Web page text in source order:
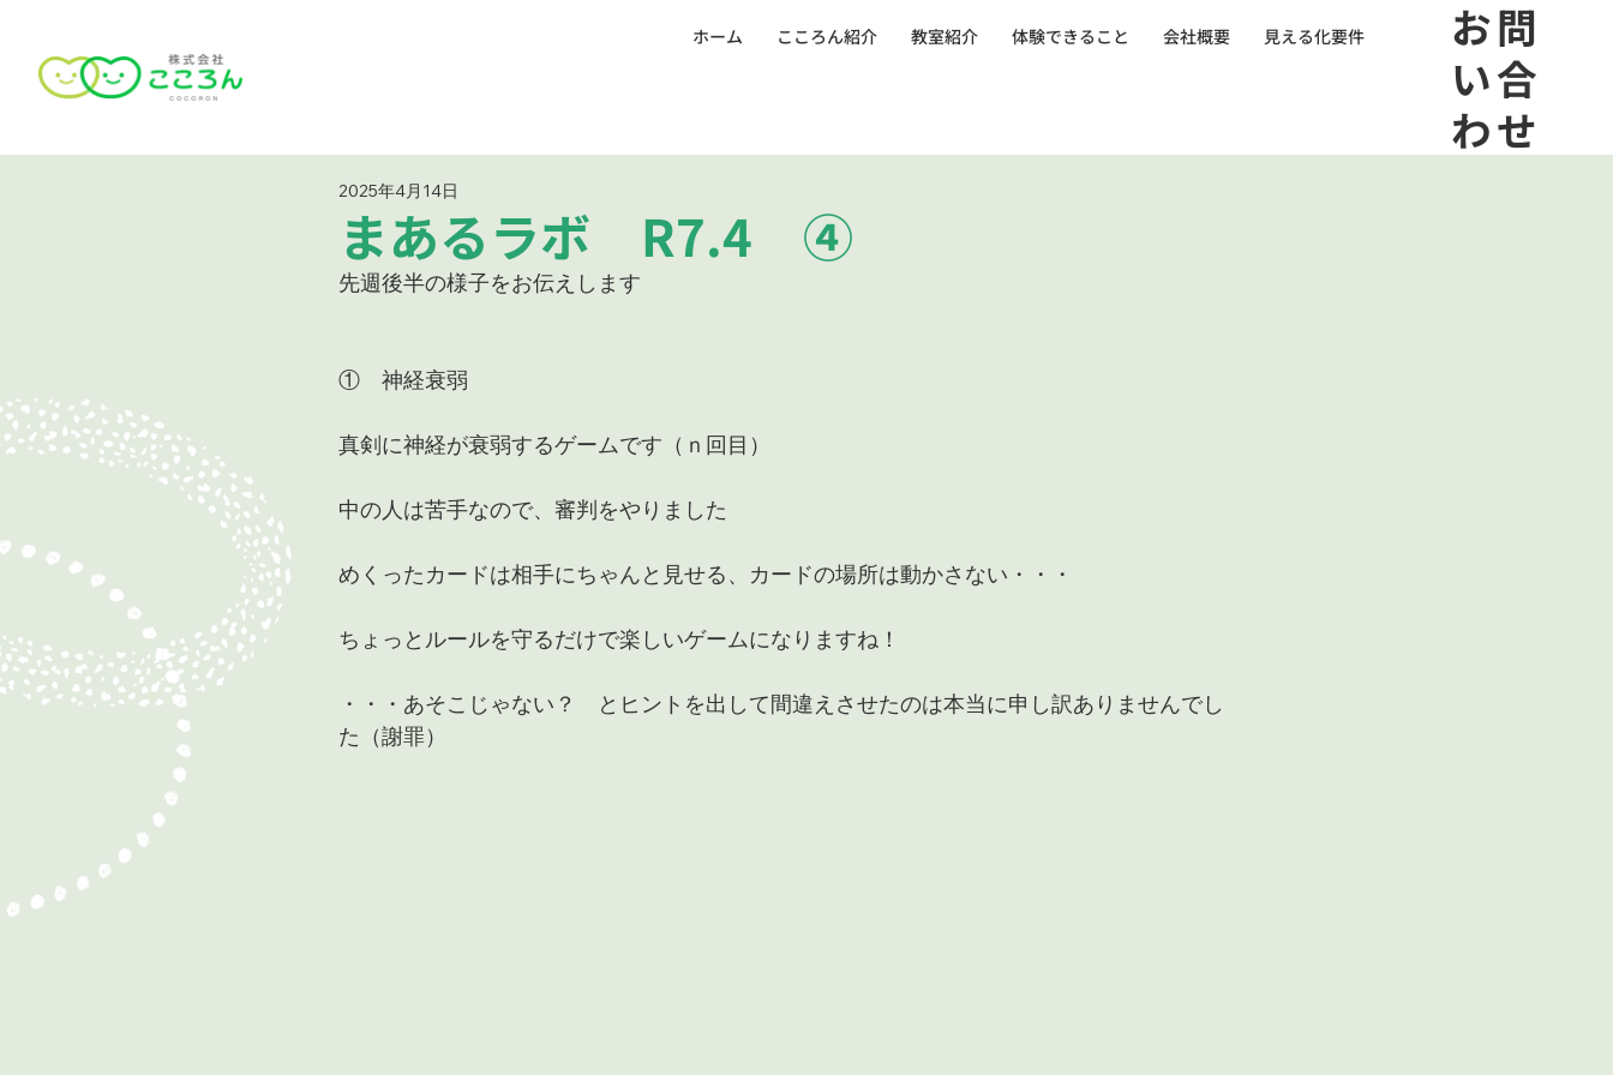
ホーム こころん紹介 教室紹介 体験できること 会社概要 見える化要件
​お問
い合
わせ
まあるラボ R7.4 ④
2025年4月14日
先週後半の様子をお伝えします
①　神経衰弱
真剣に神経が衰弱するゲームです（ｎ回目）
中の人は苦手なので、審判をやりました
めくったカードは相手にちゃんと見せる、カードの場所は動かさない・・・
ちょっとルールを守るだけで楽しいゲームになりますね！
・・・あそこじゃない？　とヒントを出して間違えさせたのは本当に申し訳ありませんでし
た（謝罪）